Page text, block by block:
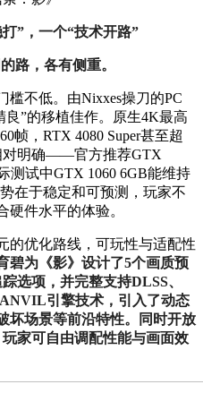
”，一个“技术开路”
路，各有侧重。
槛不低。由Nixxes操刀的PC
良”的移植佳作。原生4K最高
帧，RTX 4080 Super甚至超
对明确——官方推荐GTX
测试中GTX 1060 6GB能维持
在于稳定和可预测，玩家不
硬件水平的体验。
的优化路线，可玩性与适配性
碧为《影》设计了5个画质预
选项，并完整支持DLSS、
引擎技术，引入了动态
坏场景等前沿特性。同时开放
家可自由调配性能与画面效